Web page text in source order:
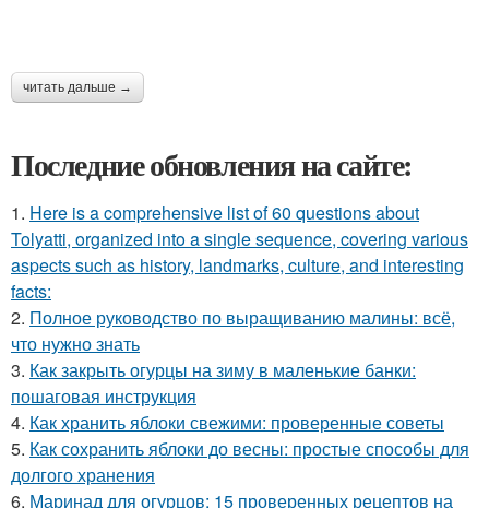
читать дальше →
Последние обновления на сайте:
1. Here is a comprehensive list of 60 questions about
Tolyatti, organized into a single sequence, covering various
aspects such as history, landmarks, culture, and interesting
facts:
2. Полное руководство по выращиванию малины: всё,
что нужно знать
3. Как закрыть огурцы на зиму в маленькие банки:
пошаговая инструкция
4. Как хранить яблоки свежими: проверенные советы
5. Как сохранить яблоки до весны: простые способы для
долгого хранения
6. Маринад для огурцов: 15 проверенных рецептов на